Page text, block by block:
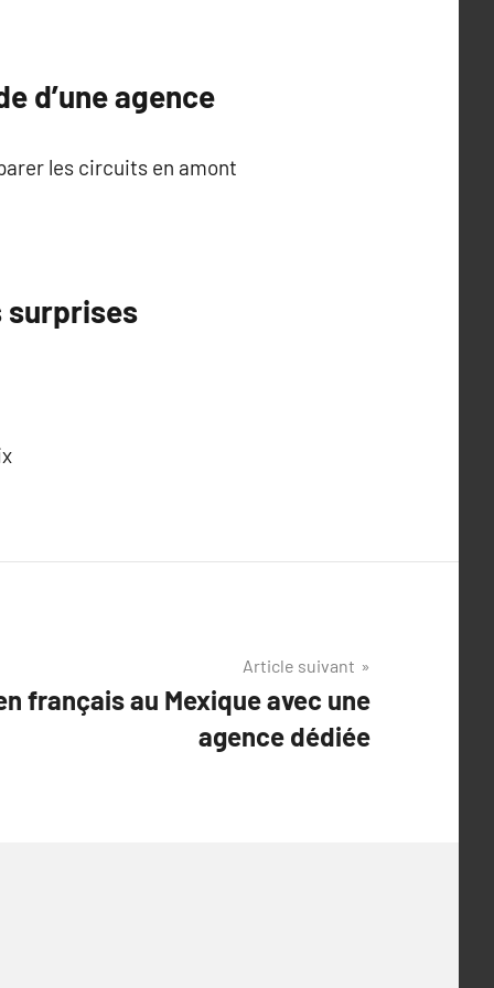
d’une agence
les circuits en amont
surprises
Article suivant
français au Mexique avec une
agence dédiée